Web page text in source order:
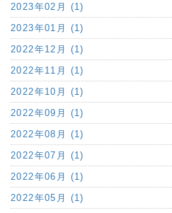
2023年02月 (1)
2023年01月 (1)
2022年12月 (1)
2022年11月 (1)
2022年10月 (1)
2022年09月 (1)
2022年08月 (1)
2022年07月 (1)
2022年06月 (1)
2022年05月 (1)